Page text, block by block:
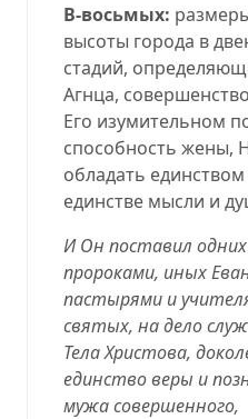
В-восьмых:
высоты города в
стадий,
Агнца,
Его изумительном
способность жены,
обладать
единстве мысли и
И Он поставил
пророками, иных
пастырями и
святых, на дело
Тела Христова,
единство веры и
мужа совершенного,